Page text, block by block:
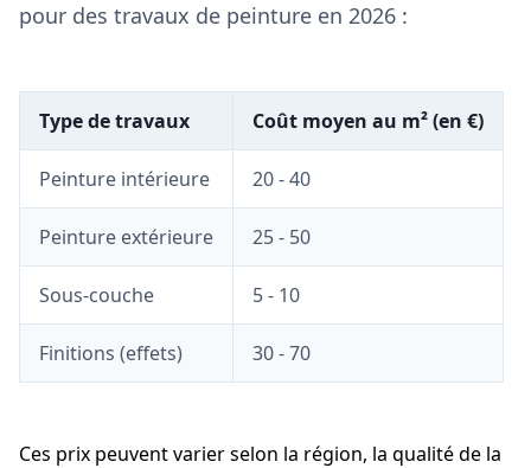
pour des travaux de peinture en 2026 :
Type de travaux Coût moyen au m² (en €)
Peinture intérieure 20 - 40
Peinture extérieure 25 - 50
Sous-couche 5 - 10
Finitions (effets) 30 - 70
Ces prix peuvent varier selon la région, la qualité de la